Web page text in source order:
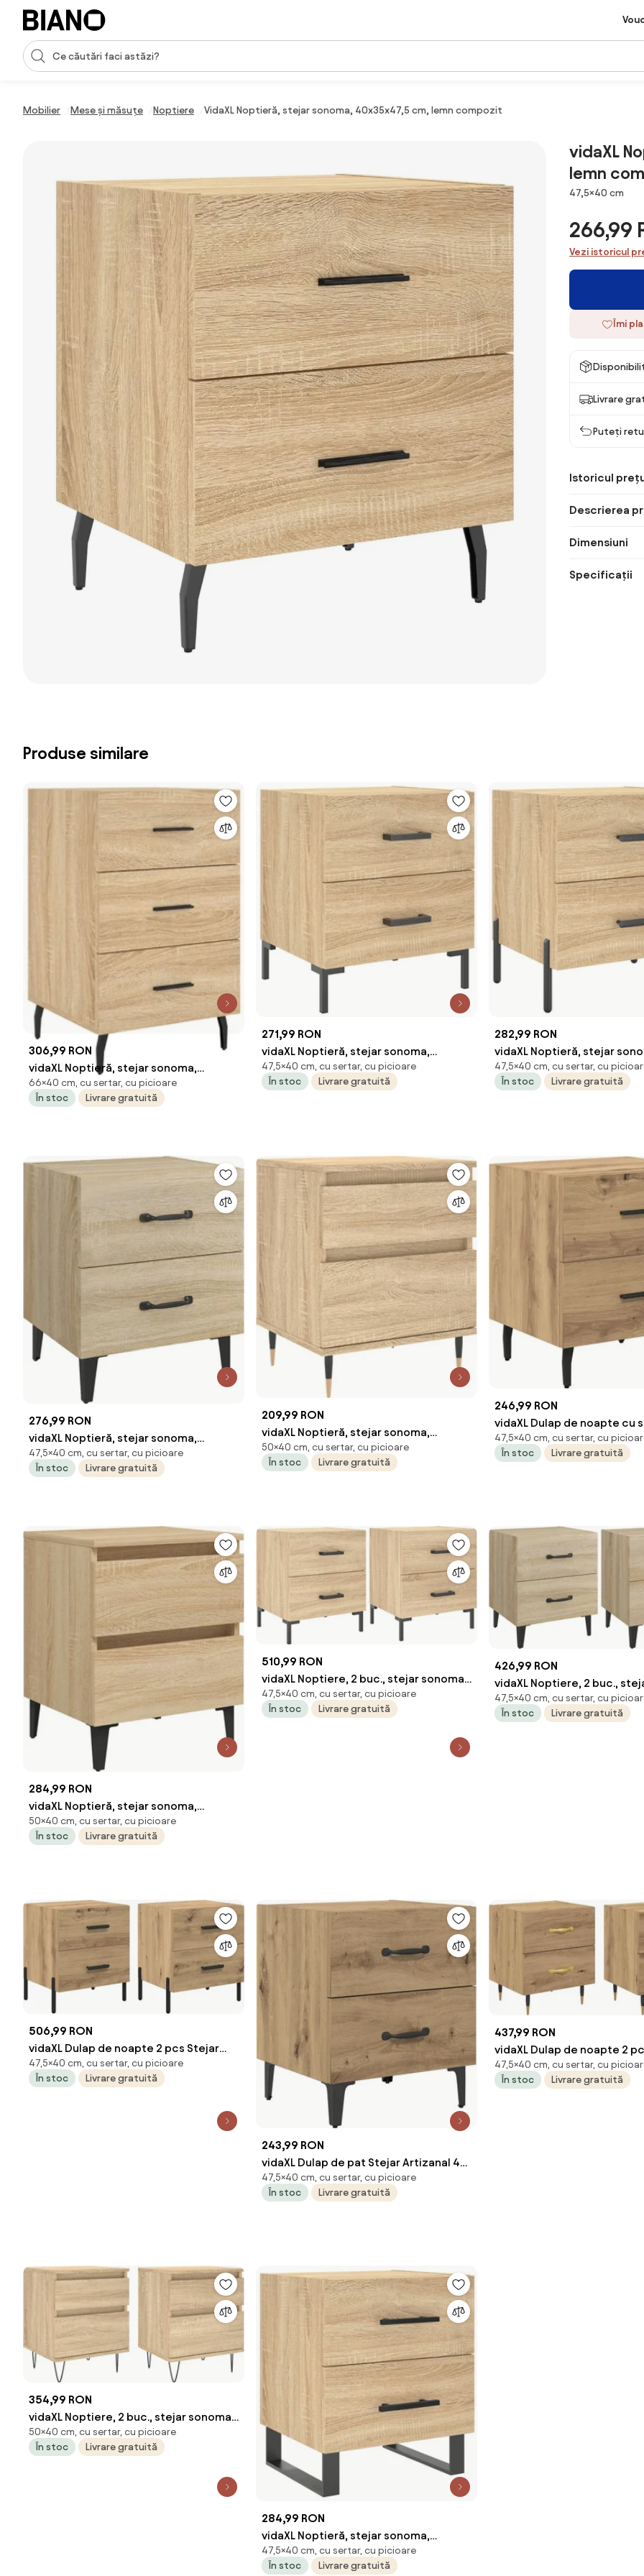
Sari peste navigare, accesează conținutul
Introducerea căutării
Mobilier Mese și măsuțe Noptiere VidaXL Noptieră, stejar sonoma, 40x35x47,5 cm, lemn compozit
vidaXL
lemn
Dimensiuni
47,5×40 cm
266,99
Vezi istoricul
Îmi
Livrare
Puteți
Istoricul
Descrierea
Dimensiuni
Specificații
Produse similare
306,99 RON
vidaXL Noptieră, stejar sonoma,
40x40x66 cm, lemn compozit
66×40 cm, cu sertar, cu picioare
În stoc
Livrare gratuită
271,99 RON
vidaXL Noptieră, stejar sonoma,
40x35x47,5 cm, lemn compozit
47,5×40 cm, cu sertar, cu picioare
În stoc
Livrare gratuită
282,99 RON
vidaXL Noptieră, stejar
40x35x47,5 cm, lemn
47,5×40 cm, cu sertar, cu
În stoc
Livrare gratuită
276,99 RON
vidaXL Noptieră, stejar sonoma,
40x35x47,5 cm
47,5×40 cm, cu sertar, cu picioare
În stoc
Livrare gratuită
209,99 RON
vidaXL Noptieră, stejar sonoma,
40x35x50 cm, lemn compozit
50×40 cm, cu sertar, cu picioare
În stoc
Livrare gratuită
246,99 RON
vidaXL Dulap de noapte cu
Stejar Artizanal 40 x 35 x
47,5×40 cm, cu sertar, cu
În stoc
Livrare gratuită
284,99 RON
vidaXL Noptieră, stejar sonoma,
40x35x50 cm, PAL
50×40 cm, cu sertar, cu picioare
În stoc
Livrare gratuită
510,99 RON
vidaXL Noptiere, 2 buc., stejar sonoma,
40x35x47,5 cm, lemn compozit
47,5×40 cm, cu sertar, cu picioare
În stoc
Livrare gratuită
426,99 RON
vidaXL Noptiere, 2 buc.,
40x35x47,5 cm
47,5×40 cm, cu sertar, cu
În stoc
Livrare gratuită
506,99 RON
vidaXL Dulap de noapte 2 pcs Stejar
Artizanal 40 x 35 x 47,5 cm
47,5×40 cm, cu sertar, cu picioare
În stoc
Livrare gratuită
243,99 RON
vidaXL Dulap de pat Stejar Artizanal 40
x 35 x 47,5 cm Lemn compozit
47,5×40 cm, cu sertar, cu picioare
În stoc
Livrare gratuită
437,99 RON
vidaXL Dulap de noapte 2
Artizanal 40 x 35 x 47,5 cm
47,5×40 cm, cu sertar, cu
În stoc
Livrare gratuită
354,99 RON
vidaXL Noptiere, 2 buc., stejar sonoma,
40x35x50 cm, lemn compozit
50×40 cm, cu sertar, cu picioare
În stoc
Livrare gratuită
284,99 RON
vidaXL Noptieră, stejar sonoma,
40x35x47,5 cm, lemn compozit
47,5×40 cm, cu sertar, cu picioare
În stoc
Livrare gratuită